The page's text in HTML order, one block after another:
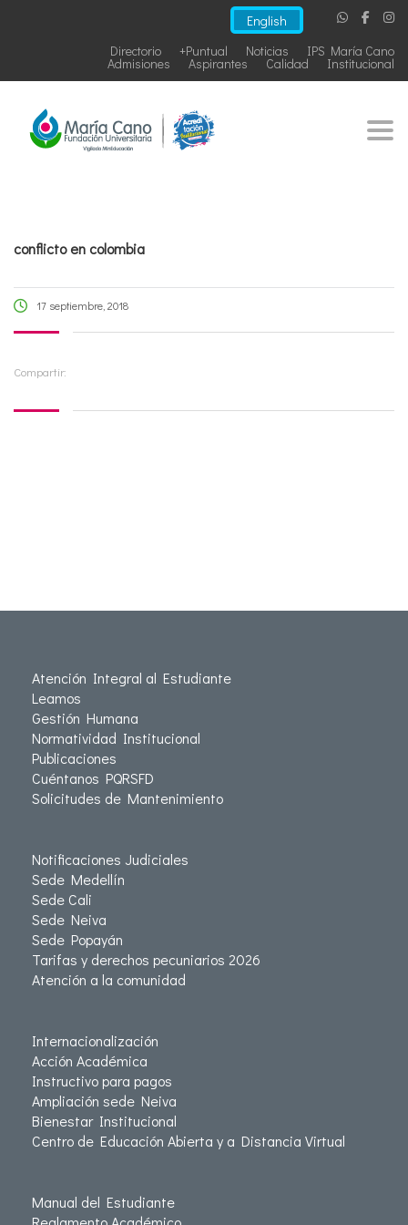
English
IPS María Cano
Noticias
+Puntual
Directorio
Institucional
Calidad
Aspirantes
Admisiones
conflicto en colombia
17 septiembre, 2018
Compartir:
Atención Integral al Estudiante
Leamos
Gestión Humana
Normatividad Institucional
Publicaciones
Cuéntanos PQRSFD
Solicitudes de Mantenimiento
Notificaciones Judiciales
Sede Medellín
Sede Cali
Sede Neiva
Sede Popayán
Tarifas y derechos pecuniarios 2026
Atención a la comunidad
Internacionalización
Acción Académica
Instructivo para pagos
Ampliación sede Neiva
Bienestar Institucional
Centro de Educación Abierta y a Distancia Virtual
Manual del Estudiante